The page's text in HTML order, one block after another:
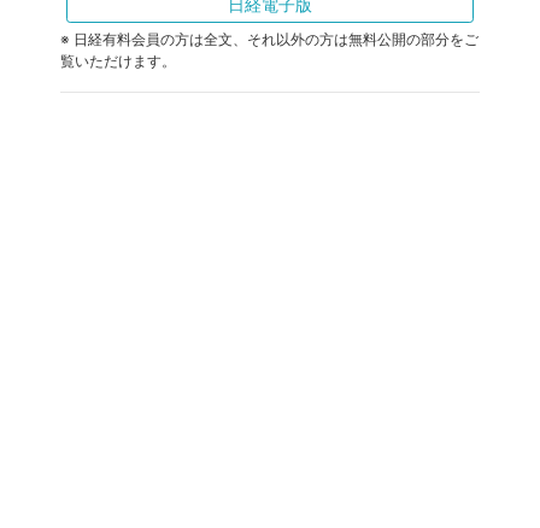
日経電子版
※ 日経有料会員の方は全文、それ以外の方は無料公開の部分をご
覧いただけます。